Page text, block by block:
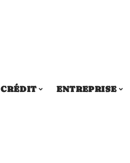
CRÉDIT ENTREPRISE